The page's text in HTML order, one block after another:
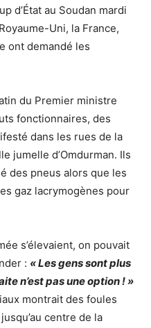
d’État au Soudan mardi
Uni, la France,
ont demandé les
du Premier ministre
fonctionnaires, des
dans les rues de la
jumelle d’Omdurman. Ils
des pneus alors que les
gaz lacrymogènes pour
s’élevaient, on pouvait
: « Les gens sont plus
n’est pas une option ! »
montrait des foules
centre de la